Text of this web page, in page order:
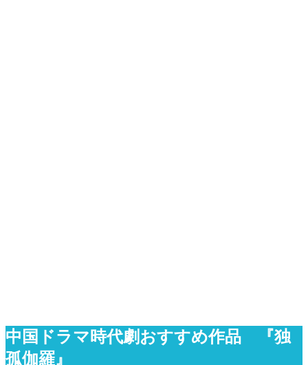
中国ドラマ時代劇おすすめ作品 『独
孤伽羅』